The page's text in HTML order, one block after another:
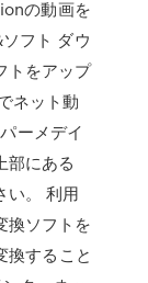
の動画を
フト ダウ
トをアップ
ネット動
ーメデイ
部にある
い。 利用
換ソフトを
換すること